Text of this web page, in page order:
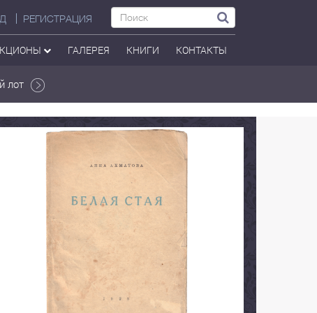
РЕГИСТРАЦИЯ
ГАЛЕРЕЯ КНИГИ КОНТАКТЫ
лот